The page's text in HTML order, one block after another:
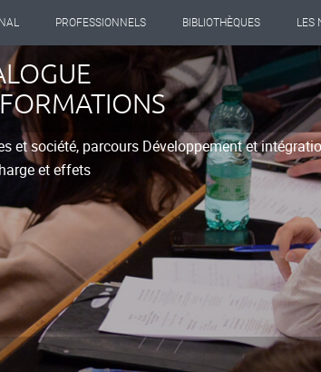
PROFESSIONNELS BIBLIOTHÈQUES LES
et société, parcours Développement et
et effets